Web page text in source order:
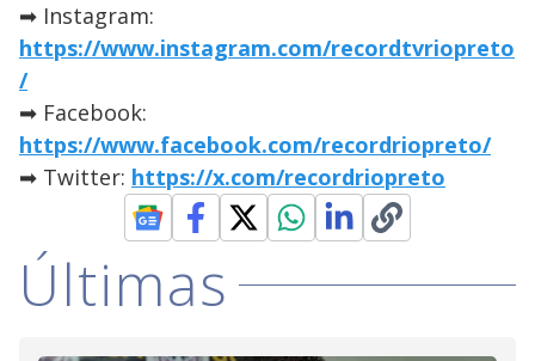
➡ Instagram:
https://www.instagram.com/recordtvriopreto
/
➡ Facebook:
https://www.facebook.com/recordriopreto/
➡ Twitter: https://x.com/recordriopreto
Últimas